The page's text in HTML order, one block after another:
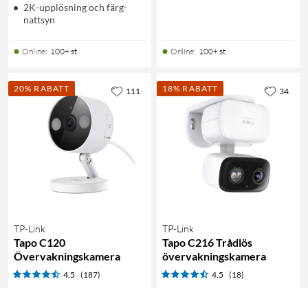
2K-upplösning och färg-
nattsyn
Online: 100+ st Online: 100+ st
20% RABATT
TP-Link
Tapo C120
Övervakningskamera
4.5 (187)
111 18% RABATT
TP-Link
Tapo C216 Trådlös
övervakningskamera
4.5 (18)
34